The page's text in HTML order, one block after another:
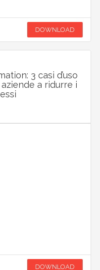
DOWNLOAD
3 casi d’uso
a ridurre i
DOWNLOAD